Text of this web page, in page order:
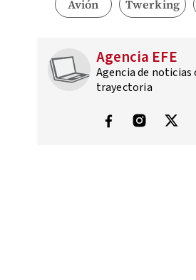
Avión Twerking
Agencia EFE
Agencia de noticias
trayectoria